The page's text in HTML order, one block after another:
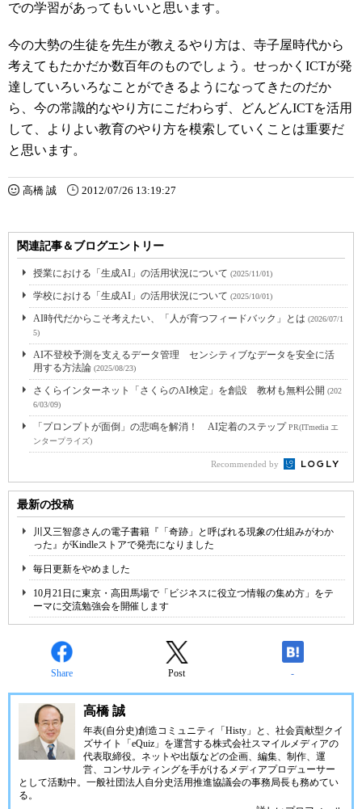
での学習があってもいいと思います。
今の大勢の生徒を先生が教えるやり方は、寺子屋時代から
考えてもたかだか数百年のものでしょう。せっかくICTが発
達していろいろなことができるようになってきたのだか
ら、今の常識的なやり方にこだわらず、どんどんICTを活用
して、よりよい教育のやり方を模索していくことは重要だ
と思います。
高橋 誠 2012/07/26 13:19:27
関連記事＆ブログエントリー
授業における「生成AI」の活用状況について (2025/11/01)
学校における「生成AI」の活用状況について (2025/10/01)
AI時代だからこそ考えたい、「人が育つフィードバック」とは (2026/07/1
5)
AI不登校予測を支えるデータ管理 センシティブなデータを安全に活
用する方法論 (2025/08/23)
さくらインターネット「さくらのAI検定」を創設 教材も無料公開 (202
6/03/09)
「プロンプトが面倒」の悲鳴を解消！ AI定着のステップPR(ITmedia エ
ンタープライズ)
Recommended by
最新の投稿
川又三智彦さんの電子書籍『「奇跡」と呼ばれる現象の仕組みがわか
った』がKindleストアで発売になりました
毎日更新をやめました
10月21日に東京・高田馬場で「ビジネスに役立つ情報の集め方」をテ
ーマに交流勉強会を開催します
Share Post -
高橋 誠
年表(自分史)創造コミュニティ「 Histy 」と、社会貢献型クイ
ズサイト「 eQuiz 」を運営する株式会社スマイルメディアの
代表取締役。ネットや出版などの企画、編集、制作、運
営、コンサルティングを手がけるメディアプロデューサー
として活動中。 一般社団法人自分史活用推進協議会の事務局長も務めてい
る。